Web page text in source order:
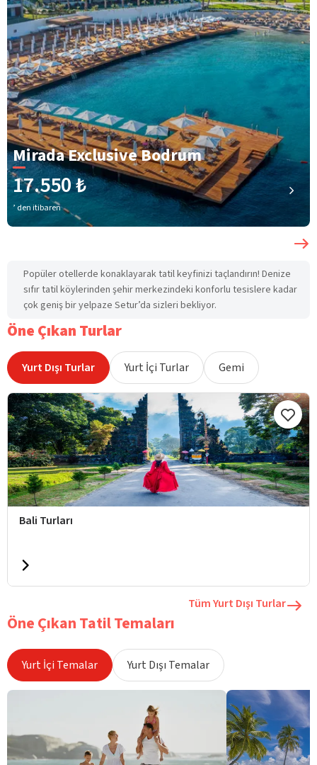
Mirada Exclusive Bodrum
17.550 ₺
’ den itibaren
Popüler otellerde konaklayarak tatil keyfinizi taçlandırın! Denize
sıfır tatil köylerinden şehir merkezindeki konforlu tesislere kadar
çok geniş bir yelpaze Setur’da sizleri bekliyor.
Öne Çıkan Turlar
Yurt Dışı Turlar Yurt İçi Turlar Gemi
Bali Turları
Tüm Yurt Dışı Turlar
Öne Çıkan Tatil Temaları
Yurt İçi Temalar Yurt Dışı Temalar